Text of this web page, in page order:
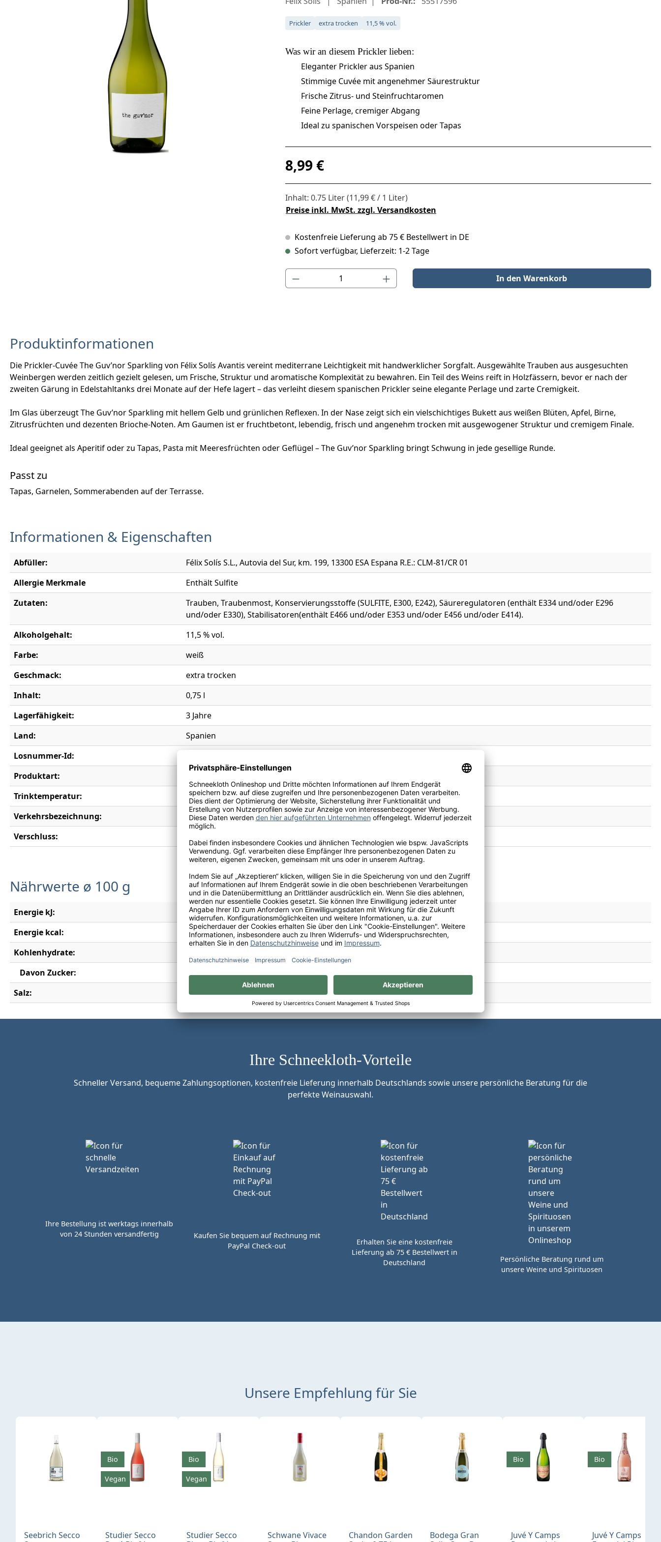
Prickler extra trocken 11,5 % vol.
Was wir an diesem Pricklerlieben:
Eleganter Prickler aus Spanien
Stimmige Cuvée mit angenehmer Säurestruktur
Frische Zitrus- und Steinfruchtaromen
Feine Perlage, cremiger Abgang
Ideal zu spanischen Vorspeisen oder Tapas
Regulärer Preis:
8,99 €
Inhalt: 0.75 Liter(11,99 € / 1 Liter)
Preise inkl. MwSt. zzgl. Versandkosten
Kostenfreie Lieferung ab 75 € Bestellwert in DE
Sofort verfügbar, Lieferzeit: 1-2 Tage
Produkt Anzahl: Gib den gewünschten Wert ein oder benutze die Schaltflächen um die Anzahl zu erhöhen oder zu
In den Warenkorb
Produktinformationen
Die Prickler-Cuvée The Guv’nor Sparkling von Félix Solís Avantis vereint mediterrane Leichtigkeit mit handwerklicher Sorgfalt. Ausgewählte Trauben aus ausgesuchten
Weinbergen werden zeitlich gezielt gelesen, um Frische, Struktur und aromatische Komplexität zu bewahren. Ein Teil des Weins reift in Holzfässern, bevor er nach der
zweiten Gärung in Edelstahltanks drei Monate auf der Hefe lagert – das verleiht diesem spanischen Prickler seine elegante Perlage und zarte Cremigkeit.
Im Glas überzeugt The Guv’nor Sparkling mit hellem Gelb und grünlichen Reflexen. In der Nase zeigt sich ein vielschichtiges Bukett aus weißen Blüten, Apfel, Birne,
Zitrusfrüchten und dezenten Brioche-Noten. Am Gaumen ist er fruchtbetont, lebendig, frisch und angenehm trocken mit ausgewogener Struktur und cremigem Finale.
Ideal geeignet als Aperitif oder zu Tapas, Pasta mit Meeresfrüchten oder Geflügel – The Guv’nor Sparkling bringt Schwung in jede gesellige Runde.
Passt zu
Tapas, Garnelen, Sommerabenden auf der Terrasse.
Informationen & Eigenschaften
Abfüller:
Félix Solís S.L., Autovia del Sur, km. 199, 13300 ESA Espana R.E.: CLM-81/CR 01
Allergie Merkmale
Enthält Sulfite
Zutaten:
Trauben, Traubenmost, Konservierungsstoffe (SULFITE, E300, E242), Säureregulatoren (enthält E334 und/oder E296
und/oder E330), Stabilisatoren(enthält E466 und/oder E353 und/oder E456 und/oder E414).
Alkoholgehalt:
11,5 % vol.
Farbe:
weiß
Geschmack:
extra trocken
Inhalt:
0,75 l
Lagerfähigkeit:
3 Jahre
Land:
Spanien
Losnummer-Id:
Produktart:
Trinktemperatur:
8-10°C
Verkehrsbezeichnung:
Vino Espumoso extra dry - extra dry Sparkling Wine
Verschluss:
Nährwerte ø 100 g
Energie kJ:
303 kJ
Energie kcal:
72 kcal
Kohlenhydrate:
Davon Zucker:
1,4 g
Salz:
0,01 g
Ihre Schneekloth-Vorteile
Schneller Versand, bequeme Zahlungsoptionen, kostenfreie Lieferung innerhalb Deutschlands sowie unsere persönliche Beratung für die
perfekte Weinauswahl.
Ihre Bestellung ist werktags innerhalb
von 24 Stunden versandfertig
Kaufen Sie bequem auf Rechnung mit
PayPal Check-out
Erhalten Sie eine kostenfreie
Lieferung ab 75 € Bestellwert in
Deutschland
Persönliche Beratung rund um
unsere Weine und Spirituosen
Unsere Empfehlung für Sie
Produktgalerie überspringen
Seebrich Secco
Studier Secco
Bio
Vegan
Studier Secco
Bio
Vegan
Schwane Vivace
Chandon Garden
Bodega Gran
Juvé Y Camps
Bio
Juvé Y Camps
Bio